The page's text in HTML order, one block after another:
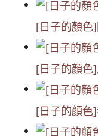
[日子的顏色
[日子的顏色
[日子的顏色